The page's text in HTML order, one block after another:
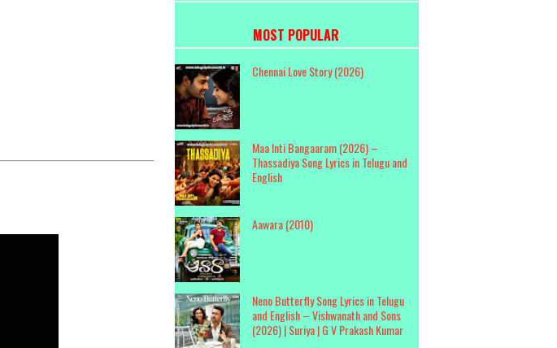
MOST POPULAR
Chennai Love Story (2026)
Maa Inti Bangaaram (2026) –
Thassadiya Song Lyrics in Telugu and
English
Aawara (2010)
Neno Butterfly Song Lyrics in Telugu
and English – Vishwanath and Sons
(2026) | Suriya | G V Prakash Kumar